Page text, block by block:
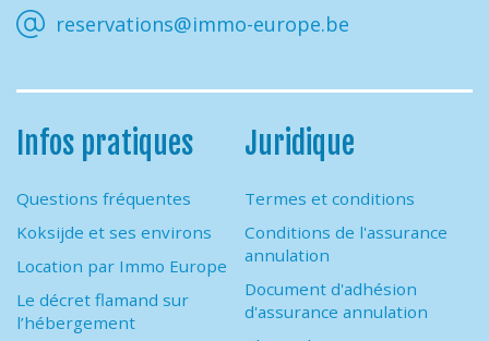
reservations@immo-europe.be
Infos pratiques
Questions fréquentes
Koksijde et ses environs
Location par Immo Europe
Le décret flamand sur
l’hébergement
Juridique
Termes et conditions
Conditions de l'assurance
annulation
Document d'adhésion
d'assurance annulation